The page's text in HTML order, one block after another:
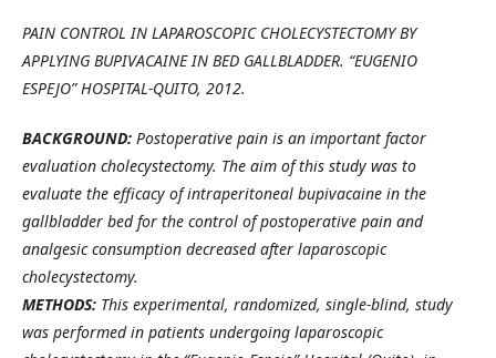
PAIN CONTROL IN LAPAROSCOPIC CHOLECYSTECTOMY BY
APPLYING BUPIVACAINE IN BED GALLBLADDER. “EUGENIO
ESPEJO” HOSPITAL-QUITO, 2012.
BACKGROUND: Postoperative pain is an important factor
evaluation cholecystectomy. The aim of this study was to
evaluate the efficacy of intraperitoneal bupivacaine in the
gallbladder bed for the control of postoperative pain and
analgesic consumption decreased after laparoscopic
cholecystectomy.
METHODS: This experimental, randomized, single-blind, study
was performed in patients undergoing laparoscopic